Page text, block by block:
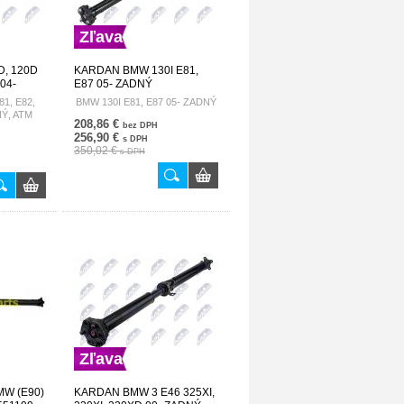
120D
E82,
ATM
Zľava
KARDAN BMW 130I E81,
E87 05- ZADNÝ
26107535891 NWN-BM-053
BMW 130I E81, E87 05- ZADNÝ
208,86 € bez DPH
256,90 € s DPH
350,02 €s DPH
(E90)
Zľava
KARDAN BMW 3 E46 325XI,